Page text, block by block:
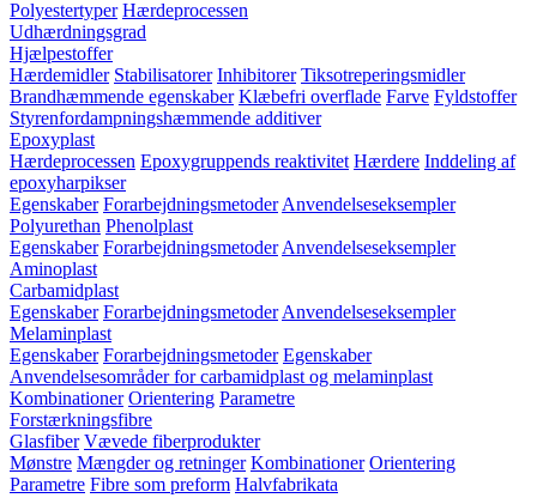
Polyestertyper Hærdeprocessen
Udhærdningsgrad
Hjælpestoffer
Hærdemidler Stabilisatorer Inhibitorer Tiksotreperingsmidler
Brandhæmmende egenskaber Klæbefri overflade Farve Fyldstoffer
Styrenfordampningshæmmende additiver
Epoxyplast
Hærdeprocessen Epoxygruppends reaktivitet Hærdere Inddeling af
epoxyharpikser
Egenskaber Forarbejdningsmetoder Anvendelseseksempler
Polyurethan Phenolplast
Egenskaber Forarbejdningsmetoder Anvendelseseksempler
Aminoplast
Carbamidplast
Egenskaber Forarbejdningsmetoder Anvendelseseksempler
Melaminplast
Egenskaber Forarbejdningsmetoder Egenskaber
Anvendelsesområder for carbamidplast og melaminplast
Kombinationer Orientering Parametre
Forstærkningsfibre
Glasfiber Vævede fiberprodukter
Mønstre Mængder og retninger Kombinationer Orientering
Parametre Fibre som preform Halvfabrikata